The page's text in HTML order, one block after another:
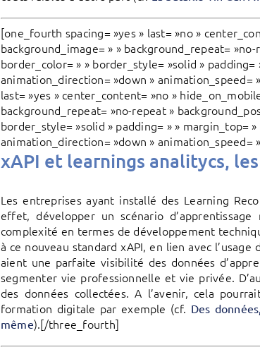
[one_fourth spacing= »yes » last= »no »
background_image= » » background_repeat=
border_color= » » border_style= »solid »
animation_direction= »down » animation_speed=
last= »yes » center_content= »no »
background_repeat= »no-repeat »
border_style= »solid » padding= » » margin_top=
animation_direction= »down » animation_speed=
xAPI et learnings analitycs,
Les entreprises ayant installé des Learning
effet, développer un scénario
complexité en termes de développement
à ce nouveau standard xAPI, en lien avec
aient une parfaite visibilité des données
segmenter vie professionnelle et vie privée.
des données collectées. A l’avenir, cela
formation digitale par exemple (cf. Des
même).[/three_fourth]